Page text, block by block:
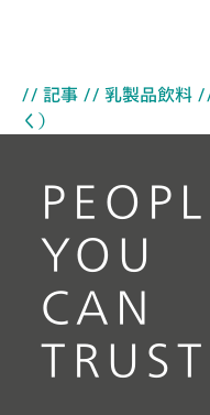
// 記事 // 乳製品飲料
く）
YOU
CAN
TRUST